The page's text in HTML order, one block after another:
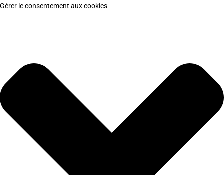
Gérer le consentement aux cookies